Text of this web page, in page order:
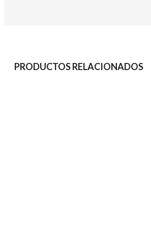
PRODUCTOS RELACIONADOS